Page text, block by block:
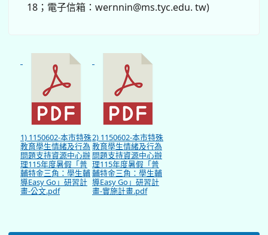
18；電子信箱：wernnin@ms.tyc.edu. tw)
1) 1150602-本市特殊
教育學生情緒及行為
問題支持資源中心辦
理115年度暑假「普
輔特金三角：學生輔
導Easy Go」研習計
畫-公文.pdf
2) 1150602-本市特殊
教育學生情緒及行為
問題支持資源中心辦
理115年度暑假「普
輔特金三角：學生輔
導Easy Go」研習計
畫-實施計畫.pdf